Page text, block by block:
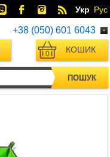
Укр Рус
+38 (050) 601 6043
КОШИК
0
ПОШУК